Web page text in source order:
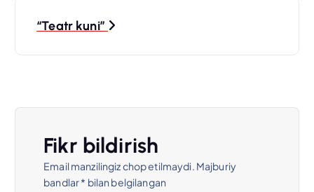
“Teatr kuni”
Fikr bildirish
Email manzilingiz chop etilmaydi. Majburiy
bandlar* bilan belgilangan